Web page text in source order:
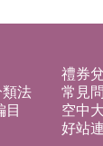
禮券
法 常見
目 空中
好站